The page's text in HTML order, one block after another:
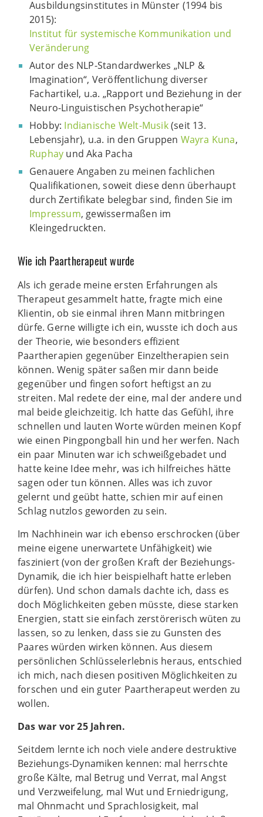
Ausbildungsinstitutes in Münster (1994 bis
2015):
Institut für systemische Kommunikation und
Veränderung
Autor des NLP-Standardwerkes „NLP &
Imagination“, Veröffentlichung diverser
Fachartikel, u.a. „Rapport und Beziehung in der
Neuro-Linguistischen Psychotherapie“
Hobby: Indianische Welt-Musik(seit 13.
Lebensjahr), u.a. in den Gruppen Wayra Kuna,
Ruphay und Aka Pacha
Genauere Angaben zu meinen fachlichen
Qualifikationen, soweit diese denn überhaupt
durch Zertifikate belegbar sind, finden Sie im
Impressum, gewissermaßen im
Kleingedruckten.
Wie ich Paartherapeut wurde
Als ich gerade meine ersten Erfahrungen als
Therapeut gesammelt hatte, fragte mich eine
Klientin, ob sie einmal ihren Mann mitbringen
dürfe. Gerne willigte ich ein, wusste ich doch aus
der Theorie, wie besonders effizient
Paartherapien gegenüber Einzeltherapien sein
können. Wenig später saßen mir dann beide
gegenüber und fingen sofort heftigst an zu
streiten. Mal redete der eine, mal der andere und
mal beide gleichzeitig. Ich hatte das Gefühl, ihre
schnellen und lauten Worte würden meinen Kopf
wie einen Pingpongball hin und her werfen. Nach
ein paar Minuten war ich schweißgebadet und
hatte keine Idee mehr, was ich hilfreiches hätte
sagen oder tun können. Alles was ich zuvor
gelernt und geübt hatte, schien mir auf einen
Schlag nutzlos geworden zu sein.
Im Nachhinein war ich ebenso erschrocken (über
meine eigene unerwartete Unfähigkeit) wie
fasziniert (von der großen Kraft der Beziehungs-
Dynamik, die ich hier beispielhaft hatte erleben
dürfen). Und schon damals dachte ich, dass es
doch Möglichkeiten geben müsste, diese starken
Energien, statt sie einfach zerstörerisch wüten zu
lassen, so zu lenken, dass sie zu Gunsten des
Paares würden wirken können. Aus diesem
persönlichen Schlüsselerlebnis heraus, entschied
ich mich, nach diesen positiven Möglichkeiten zu
forschen und ein guter Paartherapeut werden zu
wollen.
Das war vor 25 Jahren.
Seitdem lernte ich noch viele andere destruktive
Beziehungs-Dynamiken kennen: mal herrschte
große Kälte, mal Betrug und Verrat, mal Angst
und Verzweifelung, mal Wut und Erniedrigung,
mal Ohnmacht und Sprachlosigkeit, mal